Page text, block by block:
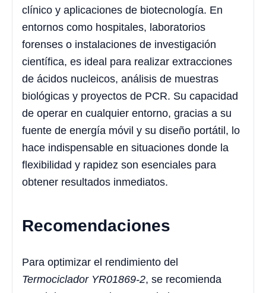
clínico y aplicaciones de biotecnología. En
entornos como hospitales, laboratorios
forenses o instalaciones de investigación
científica, es ideal para realizar extracciones
de ácidos nucleicos, análisis de muestras
biológicas y proyectos de PCR. Su capacidad
de operar en cualquier entorno, gracias a su
fuente de energía móvil y su diseño portátil, lo
hace indispensable en situaciones donde la
flexibilidad y rapidez son esenciales para
obtener resultados inmediatos.
Recomendaciones
Para optimizar el rendimiento del
Termociclador YR01869-2, se recomienda